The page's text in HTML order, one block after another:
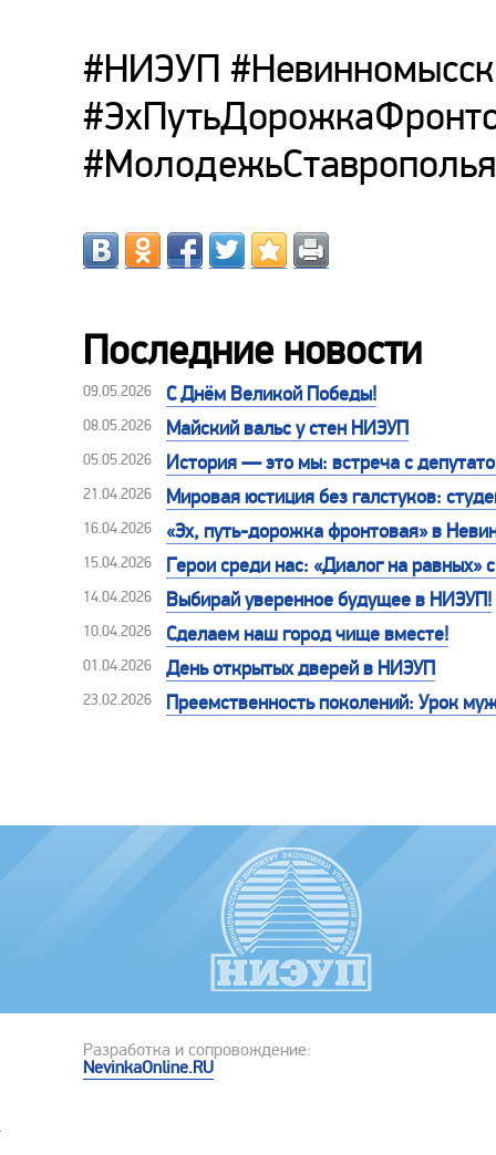
#НИЭУП
#МолодежьСтаврополья
Последние новости
09.05.2026 С Днём Великой Победы!
08.05.2026 Майский вальс у стен НИЭУП
05.05.2026 История — это мы: встреча с
21.04.2026 Мировая юстиция без галстуков:
16.04.2026 «Эх, путь-дорожка фронтовая» в
15.04.2026 Герои среди нас: «Диалог на
14.04.2026 Выбирай уверенное будущее в НИЭУП!
10.04.2026 Сделаем наш город чище вместе!
01.04.2026 День открытых дверей в НИЭУП
23.02.2026 Преемственность поколений: Урок
Разработка и сопровождение:
NevinkaOnline.RU